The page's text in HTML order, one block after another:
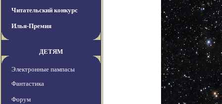
Читательский конкурс
Илья-Премия
ДЕТЯМ
Электронные пампасы
Фантастика
Форум